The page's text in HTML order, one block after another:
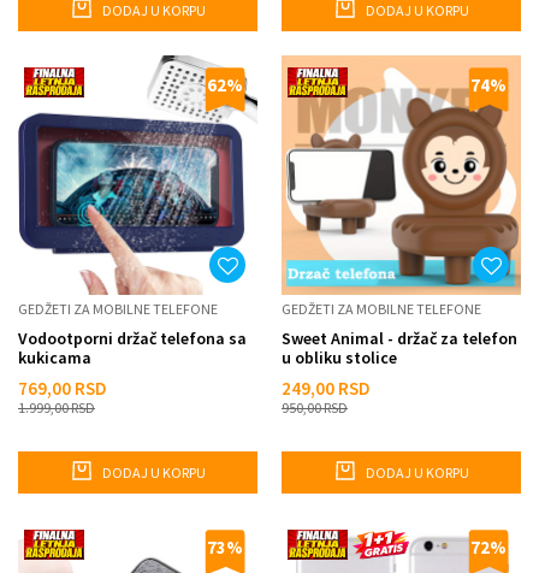
DODAJ U KORPU DODAJ U KORPU
62%
GEDŽETI ZA MOBILNE TELEFONE
Vodootporni držač telefona sa
kukicama
769,00 RSD
1.999,00RSD
DODAJ U KORPU
74%
GEDŽETI ZA MOBILNE TELEFONE
Sweet Animal - držač za telefon
u obliku stolice
249,00 RSD
950,00RSD
DODAJ U KORPU
73% 72%